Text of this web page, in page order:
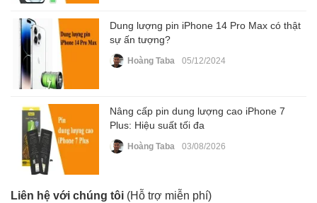
Dung lượng pin iPhone 14 Pro Max có thật
sự ấn tượng?
Hoàng Taba 05/12/2024
Nâng cấp pin dung lượng cao iPhone 7
Plus: Hiệu suất tối đa
Hoàng Taba 03/08/2026
Liên hệ với chúng tôi (Hỗ trợ miễn phí)